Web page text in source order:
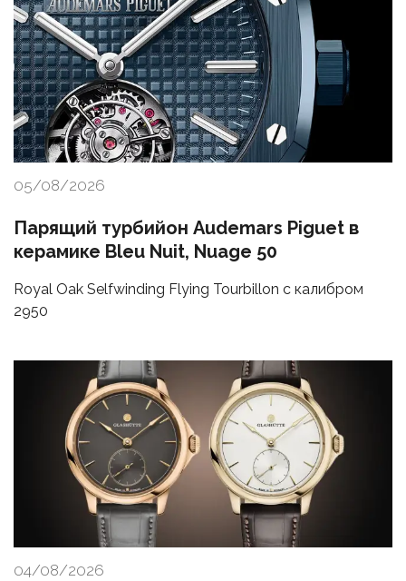
05/08/2026
Парящий турбийон Audemars Piguet в
керамике Bleu Nuit, Nuage 50
Royal Oak Selfwinding Flying Tourbillon с калибром
2950
04/08/2026